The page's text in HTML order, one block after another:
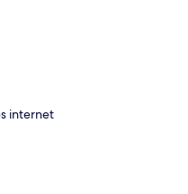
internet